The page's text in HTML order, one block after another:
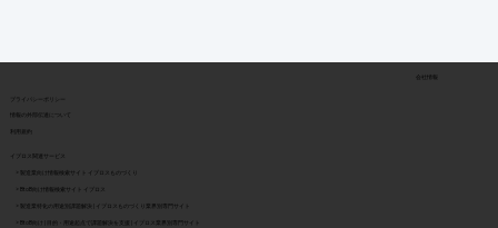
​プライバシーポリシー
​情報の外部伝達について
利用規約
会社情報
イプロス関連サービス
> 製造業向け情報検索サイト イプロスものづくり
> BtoB向け | 目的・用途起点で課題解決を支援 | イプロス業界別専門サイト
> BtoB向け情報検索サイト イプロス
> 製造業特化の用途別課題解決 | イプロスものづくり業界別専門サイト